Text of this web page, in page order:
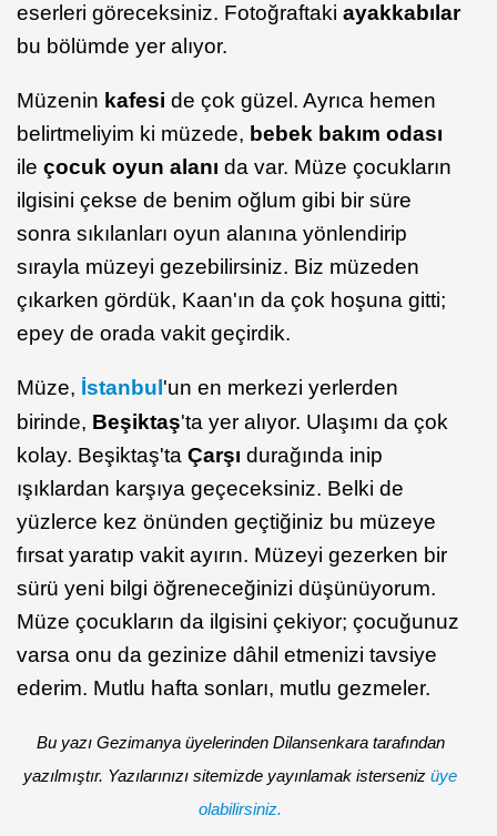
eserleri göreceksiniz. Fotoğraftaki ayakkabılar
bu bölümde yer alıyor.
Müzenin kafesi de çok güzel. Ayrıca hemen
belirtmeliyim ki müzede, bebek bakım odası
ile çocuk oyun alanı da var. Müze çocukların
ilgisini çekse de benim oğlum gibi bir süre
sonra sıkılanları oyun alanına yönlendirip
sırayla müzeyi gezebilirsiniz. Biz müzeden
çıkarken gördük, Kaan'ın da çok hoşuna gitti;
epey de orada vakit geçirdik.
Müze, İstanbul 'un en merkezi yerlerden
birinde, Beşiktaş'ta yer alıyor. Ulaşımı da çok
kolay. Beşiktaş'ta Çarşı durağında inip
ışıklardan karşıya geçeceksiniz. Belki de
yüzlerce kez önünden geçtiğiniz bu müzeye
fırsat yaratıp vakit ayırın. Müzeyi gezerken bir
sürü yeni bilgi öğreneceğinizi düşünüyorum.
Müze çocukların da ilgisini çekiyor; çocuğunuz
varsa onu da gezinize dâhil etmenizi tavsiye
ederim. Mutlu hafta sonları, mutlu gezmeler.
Bu yazı Gezimanya üyelerinden Dilansenkara tarafından
yazılmıştır. Yazılarınızı sitemizde yayınlamak isterseniz üye
olabilirsiniz.